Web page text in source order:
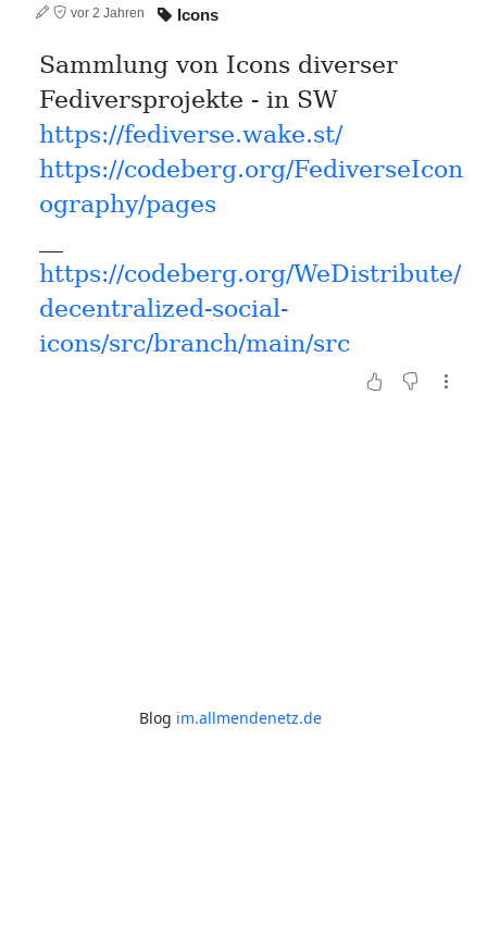
vor 2 Jahren Icons
Sammlung von Icons diverser
Fediversprojekte - in SW
https://fediverse.wake.st/
https://codeberg.org/FediverseIcon
ography/pages
https://codeberg.org/WeDistribute/
decentralized-social-
icons/src/branch/main/src
Blog im.allmendenetz.de